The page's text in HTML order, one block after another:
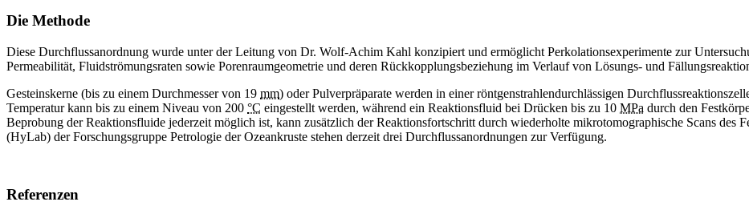
Die Methode
Diese Durchflussanordnung wurde unter der Leitung von Dr. Wolf-Achim Kahl konzipiert und ermöglicht Perkolationsexperimente zur
Permeabilität, Fluidströmungsraten sowie Porenraumgeometrie und deren Rückkopplungsbeziehung im Verlauf von Lösungs- und
Gesteinskerne (bis zu einem Durchmesser von 19 mm) oder Pulverpräparate werden in einer röntgenstrahlendurchlässigen
Temperatur kann bis zu einem Niveau von 200 °C eingestellt werden, während ein Reaktionsfluid bei Drücken bis zu 10 MPa durch den
Beprobung der Reaktionsfluide jederzeit möglich ist, kann zusätzlich der Reaktionsfortschritt durch wiederholte mikrotomographische Scans des
(HyLab) der Forschungsgruppe Petrologie der Ozeankruste stehen derzeit drei Durchflussanordnungen zur Verfügung.
Referenzen